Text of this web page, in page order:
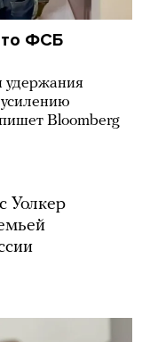
ФСБ
удержания
Bloomberg
Уолкер